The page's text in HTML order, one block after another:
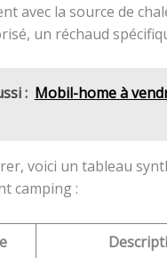
avec la source de
un réchaud
: Mobil-home à
voici un tableau
camping :